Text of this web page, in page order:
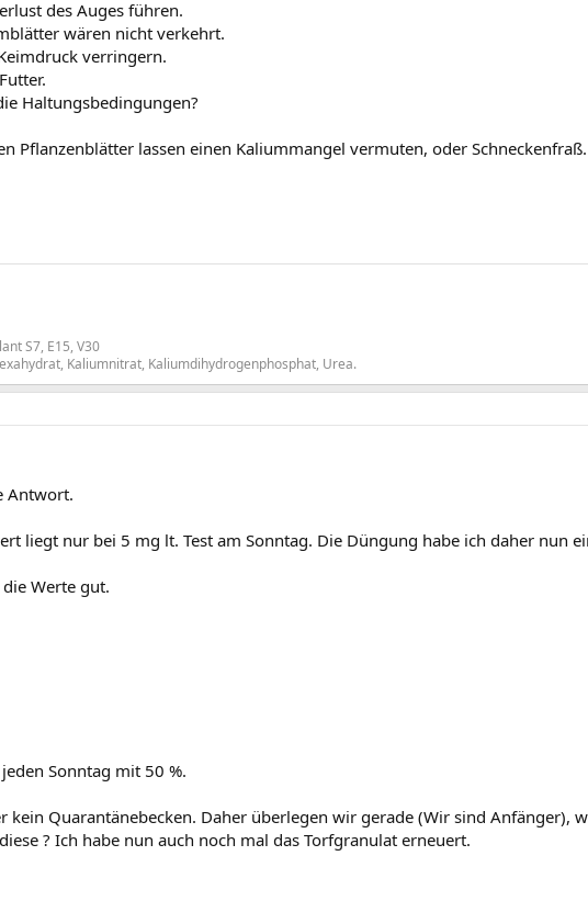
des Auges führen.
wären nicht verkehrt.
verringern.
Haltungsbedingungen?
Pflanzenblätter lassen einen Kaliummangel vermuten, oder Schneckenfraß.
S7, E15, V30
Kaliumnitrat, Kaliumdihydrogenphosphat, Urea.
Antwort.
liegt nur bei 5 mg lt. Test am Sonntag. Die Düngung habe ich daher nun
Werte gut.
Sonntag mit 50 %.
kein Quarantänebecken. Daher überlegen wir gerade (Wir sind Anfänger),
? Ich habe nun auch noch mal das Torfgranulat erneuert.